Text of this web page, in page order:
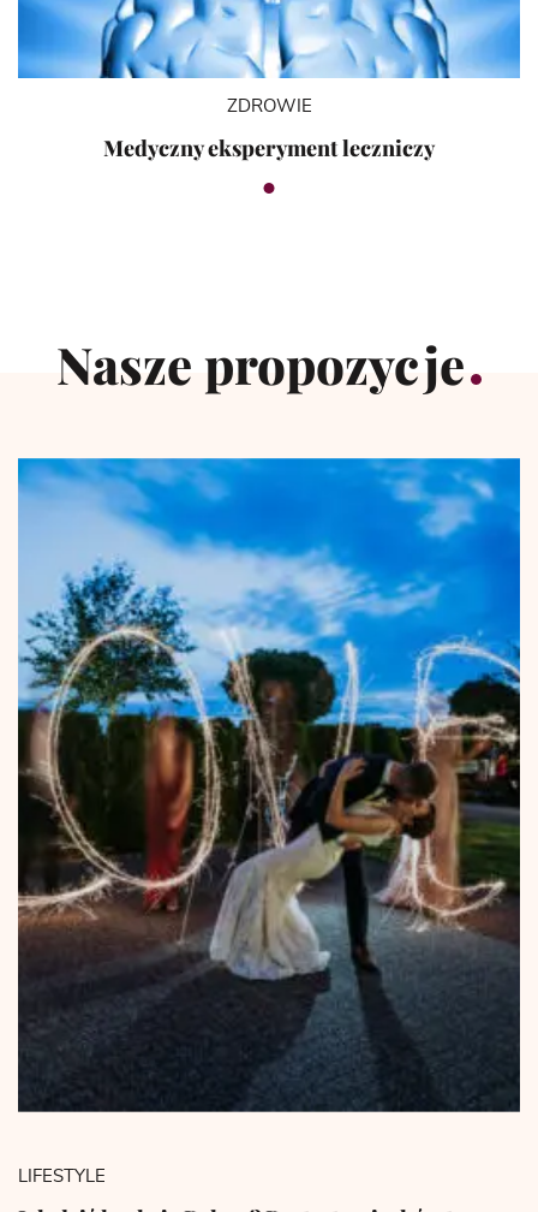
ZDROWIE
Medyczny eksperyment leczniczy
Nasze propozycje
LIFESTYLE